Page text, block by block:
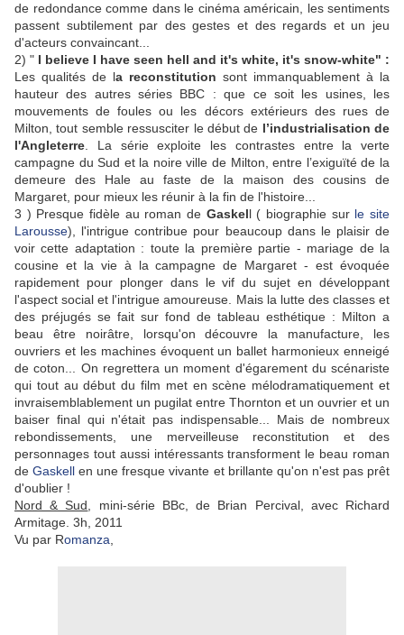
de redondance comme dans le cinéma américain, les sentiments
passent subtilement par des gestes et des regards et un jeu
d'acteurs convaincant...
2) " I believe I have seen hell and it's white, it's snow-white" :
Les qualités de la reconstitution sont immanquablement à la
hauteur des autres séries BBC : que ce soit les usines, les
mouvements de foules ou les décors extérieurs des rues de
Milton, tout semble ressusciter le début de l’industrialisation de
l'Angleterre . La série exploite les contrastes entre la verte
campagne du Sud et la noire ville de Milton, entre l’exiguïté de la
demeure des Hale au faste de la maison des cousins de
Margaret, pour mieux les réunir à la fin de l'histoire...
3 ) Presque fidèle au roman de Gaskell ( biographie surle site
Larousse), l'intrigue contribue pour beaucoup dans le plaisir de
voir cette adaptation : toute la première partie - mariage de la
cousine et la vie à la campagne de Margaret - est évoquée
rapidement pour plonger dans le vif du sujet en développant
l'aspect social et l'intrigue amoureuse. Mais la lutte des classes et
des préjugés se fait sur fond de tableau esthétique : Milton a
beau être noirâtre, lorsqu'on découvre la manufacture, les
ouvriers et les machines évoquent un ballet harmonieux enneigé
de coton... On regrettera un moment d'égarement du scénariste
qui tout au début du film met en scène mélodramatiquement et
invraisemblablement un pugilat entre Thornton et un ouvrier et un
baiser final qui n'était pas indispensable... Mais de nombreux
rebondissements, une merveilleuse reconstitution et des
personnages tout aussi intéressants transforment le beau roman
de Gaskell en une fresque vivante et brillante qu'on n'est pas prêt
d'oublier !
Nord & Sud , mini-série BBc, de Brian Percival, avec Richard
Armitage. 3h, 2011
Vu par Romanza